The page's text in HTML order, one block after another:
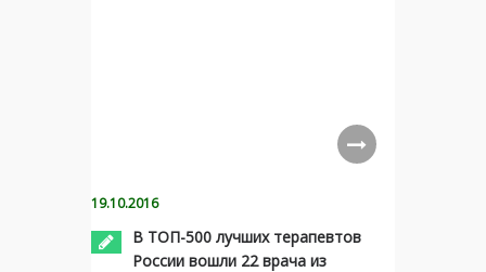
19.10.2016
В ТОП-500 лучших терапевтов
России вошли 22 врача из